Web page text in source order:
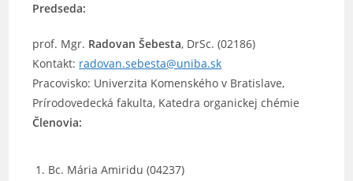
Predseda:
prof. Mgr. Radovan Šebesta, DrSc. (02186)
Kontakt: radovan.sebesta@uniba.sk
Pracovisko: Univerzita Komenského v Bratislave,
Prírodovedecká fakulta, Katedra organickej chémie
Členovia:
Bc. Mária Amiridu (04237)